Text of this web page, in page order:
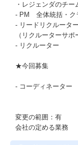
・レジェンダのチー
- PM 全体統括・ク
- リードリクルータ
（リクルーターサポ
- リクルーター
★今回募集
- コーディネーター
変更の範囲：有
会社の定める業務